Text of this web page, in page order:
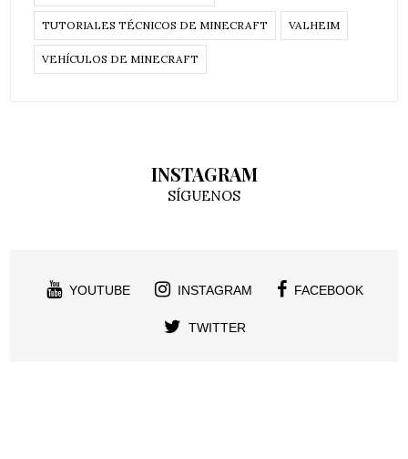
TUTORIALES TÉCNICOS DE MINECRAFT VALHEIM
VEHÍCULOS DE MINECRAFT
INSTAGRAM
SÍGUENOS
YOUTUBE INSTAGRAM FACEBOOK
TWITTER